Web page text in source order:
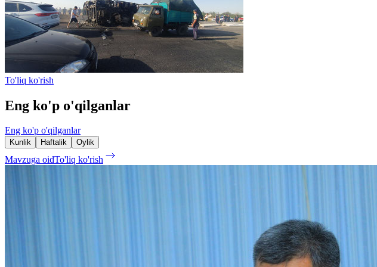
To'liq ko'rish
Eng ko'p o'qilganlar
Eng ko'p o'qilganlar
Kunlik Haftalik Oylik
Mavzuga oidTo'liq ko'rish